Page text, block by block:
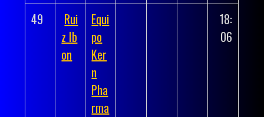
49
Rui
z Ib
on
Equi
po
Ker
n
Pha
rma
18:
06